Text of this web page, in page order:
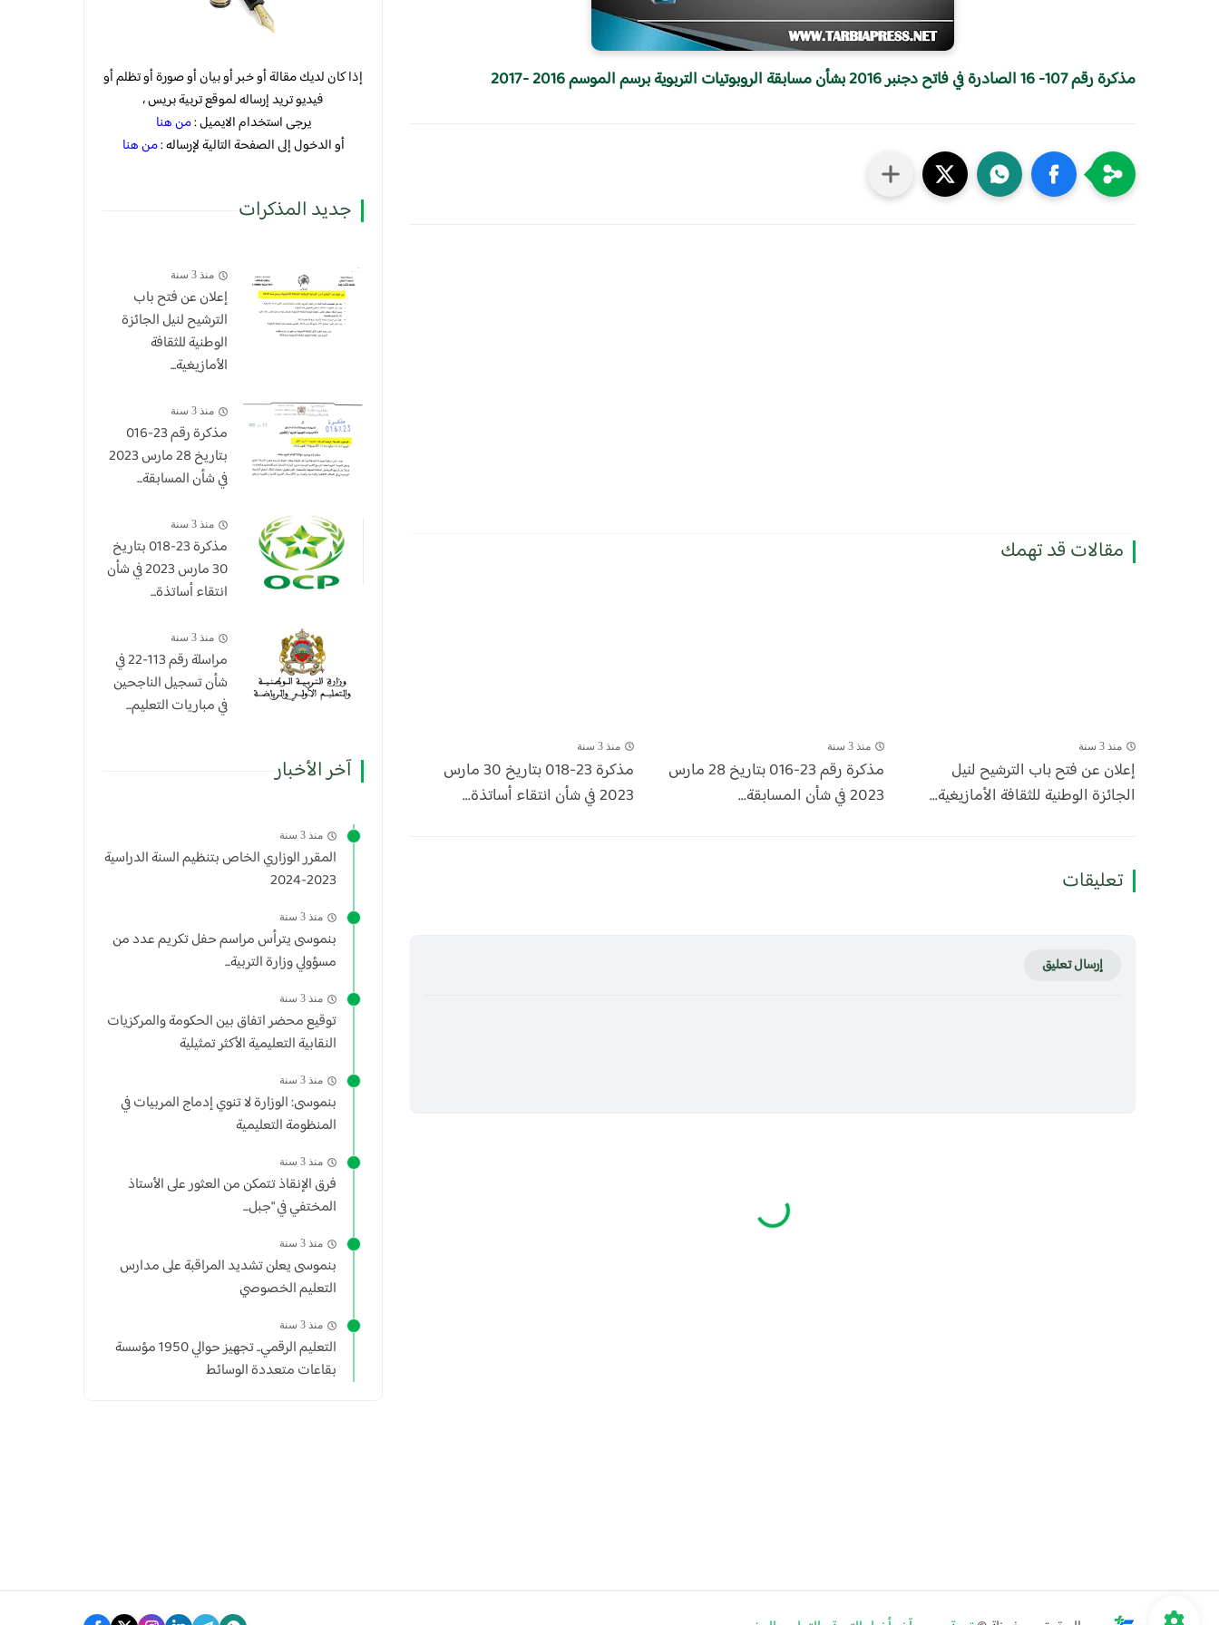
مذكرة رقم 107- 16 الصادرة في فاتح دجنبر 2016 بشأن مسابقة الروبوتيات التربوية برسم الموسم 2016 -2017​
مقالات قد تهمك
منذ 3 سنة
إعلان عن فتح باب الترشيح لنيل
الجائزة الوطنية للثقافة الأمازيغية...
منذ 3 سنة
مذكرة رقم 23-016 بتاريخ 28 مارس
2023 في شأن المسابقة...
منذ 3 سنة
​مذكرة 23-018 بتاريخ 30 مارس
2023 في شأن انتقاء أساتذة...
تعليقات
إرسال تعليق
إذا كان لديك مقالة أو خبر أو بيان أو صورة أو تظلم أو
فيديو تريد إرساله لموقع تربية بريس ،
يرجى استخدام الايميل :من هنا
أو الدخول إلى الصفحة التالية لإرساله :من هنا
جديد المذكرات
منذ 3 سنة
إعلان عن فتح باب
الترشيح لنيل الجائزة
الوطنية للثقافة
الأمازيغية...
منذ 3 سنة
مذكرة رقم 23-016
بتاريخ 28 مارس 2023
في شأن المسابقة...
منذ 3 سنة
​مذكرة 23-018 بتاريخ
30 مارس 2023 في شأن
انتقاء أساتذة...
منذ 3 سنة
مراسلة رقم 113-22 في
شأن تسجيل الناجحين
في مباريات التعليم...
آخر الأخبار
منذ 3 سنة
المقرر الوزاري الخاص بتنظيم السنة الدراسية
2023-2024
منذ 3 سنة
بنموسى يترأس مراسم حفل تكريم عدد من
مسؤولي وزارة التربية...
منذ 3 سنة
توقيع محضر اتفاق بين الحكومة والمركزيات
النقابية التعليمية الأكثر تمثيلية
منذ 3 سنة
بنموسى: الوزارة لا تنوي إدماج المربيات في
المنظومة التعليمية
منذ 3 سنة
فرق الإنقاذ تتمكن من العثور على الأستاذ
المختفي في "جبل...
منذ 3 سنة
بنموسى يعلن تشديد المراقبة على مدارس
التعليم الخصوصي
منذ 3 سنة
التعليم الرقمي.. تجهيز حوالي 1950 مؤسسة
بقاعات متعددة الوسائط